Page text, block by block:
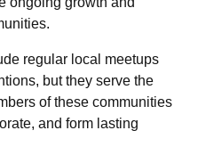
regular local meetups
but they serve the
of these communities
and form lasting